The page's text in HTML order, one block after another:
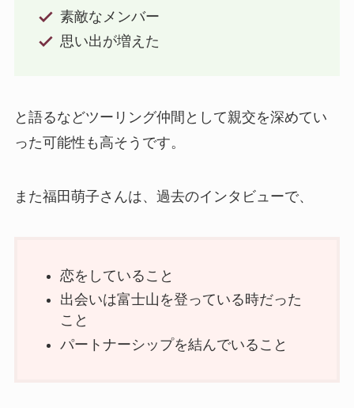
素敵なメンバー
思い出が増えた
と語るなどツーリング仲間として親交を深めてい
った可能性も高そうです。
また福田萌子さんは、過去のインタビューで、
恋をしていること
出会いは富士山を登っている時だった
こと
パートナーシップを結んでいること